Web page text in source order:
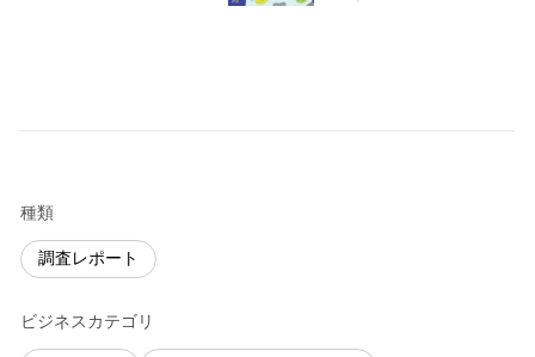
種類
調査レポート
ビジネスカテゴリ